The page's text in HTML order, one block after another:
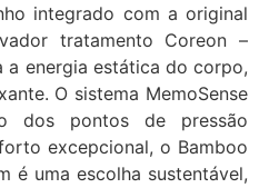
integrado com a original
tratamento Coreon –
a energia estática do corpo,
O sistema MemoSense
dos pontos de pressão
excepcional, o Bamboo
é uma escolha sustentável,